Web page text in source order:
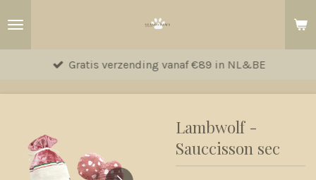
hoofdinhoud
Gratis verzending vanaf €89 in NL&BE
Lambwolf -
Sauccisson sec